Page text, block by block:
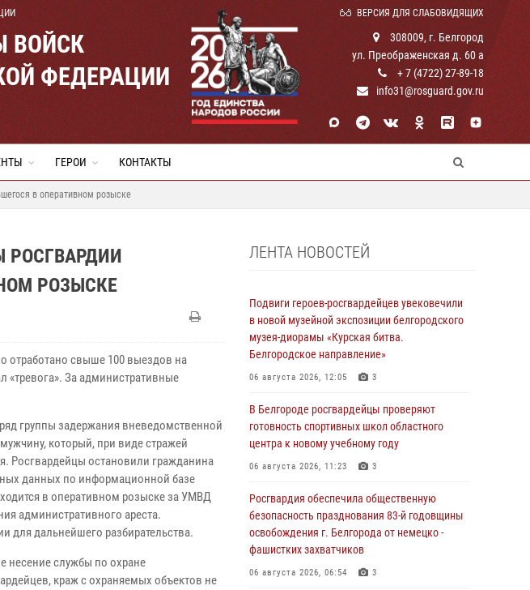
ВЕРСИЯ ДЛЯ СЛАБОВИДЯЩИХ
ВОЙСК
ФЕДЕРАЦИИ
308009, г. Белгород
ул. Преображенская д. 60 а
+ 7 (4722) 27-89-18
info31@rosguard.gov.ru
ГЕРОИ КОНТАКТЫ
в оперативном розыске
РОСГВАРДИИ
РОЗЫСКЕ
отработано свыше 100 выездов на
«тревога». За административные
группы задержания вневедомственной
который, при виде стражей
Росгвардейцы остановили гражданина
данных по информационной базе
в оперативном розыске за УМВД
административного ареста.
для дальнейшего разбирательства.
несение службы по охране
краж c охраняемых объектов не
ЛЕНТА НОВОСТЕЙ
Подвиги героев‑росгвардейцев увековечили
в новой музейной экспозиции белгородского
музея‑диорамы «Курская битва.
Белгородское направление»
06 августа 2026, 12:05 3
В Белгороде росгвардейцы проверяют
готовность спортивных школ областного
центра к новому учебному году
06 августа 2026, 11:23 3
Росгвардия обеспечила общественную
безопасность празднования 83-й годовщины
освобождения г. Белгорода от немецко -
фашистких захватчиков
06 августа 2026, 06:54 3